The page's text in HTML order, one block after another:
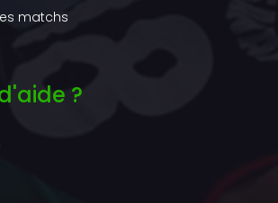
matchs
?